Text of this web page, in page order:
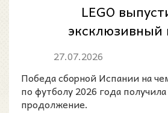
LEGO
эксклюзивный
чемпионов мира в
победы Испании
27.07.2026
Победа сборной Испании на
по футболу 2026 года
продолжение.